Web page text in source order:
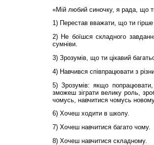
«Мій любий синочку, я рада, що
1) Перестав вважати, що ти
2) Не боїшся складного
сумніви.
3) Зрозумів, що ти цікавий
4) Навчився співпрацювати з
5) Зрозумів: якщо
зможеш зіграти велику роль,
чомусь, навчитися чомусь
6) Хочеш ходити в школу.
7) Хочеш навчитися багато чому.
8) Хочеш навчитися складному.